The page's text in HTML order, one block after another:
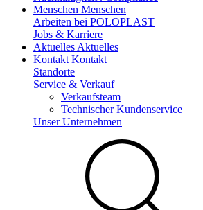
Menschen Menschen
Arbeiten bei POLOPLAST
Jobs & Karriere
Aktuelles Aktuelles
Kontakt Kontakt
Standorte
Service & Verkauf
Verkaufsteam
Technischer Kundenservice
Unser Unternehmen